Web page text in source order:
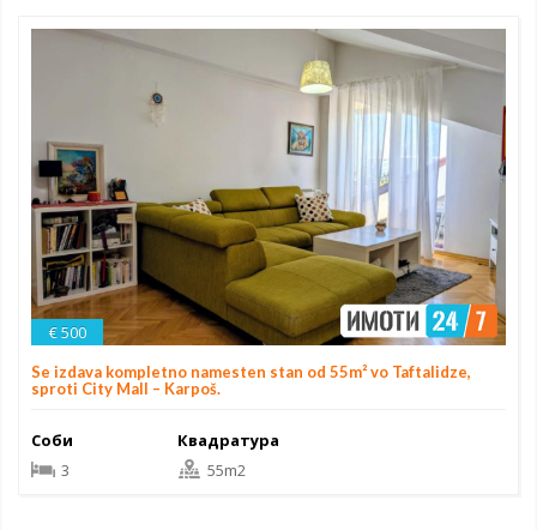
€ 500
Se izdava kompletno namesten stan od 55m² vo Taftalidze,
sproti City Mall – Karpoš.
Соби
3
Квадратура
55m2